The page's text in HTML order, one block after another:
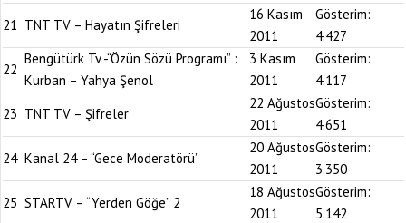
21 TNT TV – Hayatın Şifreleri
16 Kasım
2011
Gösterim:
4.427
22
Bengütürk Tv -“Özün Sözü Programı” :
Kurban – Yahya Şenol
3 Kasım
2011
Gösterim:
4.117
23 TNT TV – Şifreler
22 Ağustos
2011
Gösterim:
4.651
24 Kanal 24 – “Gece Moderatörü”
20 Ağustos
2011
Gösterim:
3.350
25 STARTV – “Yerden Göğe” 2
18 Ağustos
2011
Gösterim:
5.142